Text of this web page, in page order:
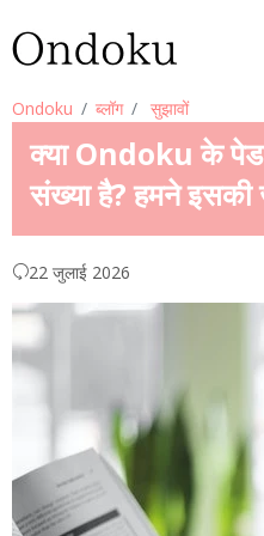
Ondoku ब्लॉग सुझावों
क्या Ondoku के पेड
संख्या है? हमने इसकी
22 जुलाई 2026